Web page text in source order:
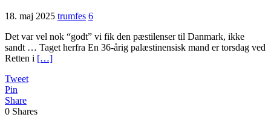
18. maj 2025 trumfes 6
Det var vel nok “godt” vi fik den pæstilenser til Danmark, ikke
sandt … Taget herfra En 36-årig palæstinensisk mand er torsdag ved
Retten i […]
Tweet
Pin
Share
0 Shares